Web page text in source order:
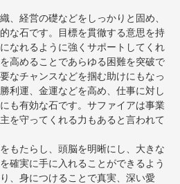
、経営の礎などをしっかりと固め、
な石です。目標を貫徹する意思を持
なれるように強くサポートしてくれ
高めることであらゆる困難を突破で
なチャンスなどを掴む助けにもなっ
利運、金運などを高め、仕事に対し
も有効な石です。サファイアは事業
を守ってくれる力もあると言われて
もたらし、頭脳を明晰にし、大きな
確実に手に入れることができるよう
、身につけることで真実、深い愛